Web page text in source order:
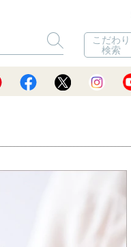
こだわり
検索